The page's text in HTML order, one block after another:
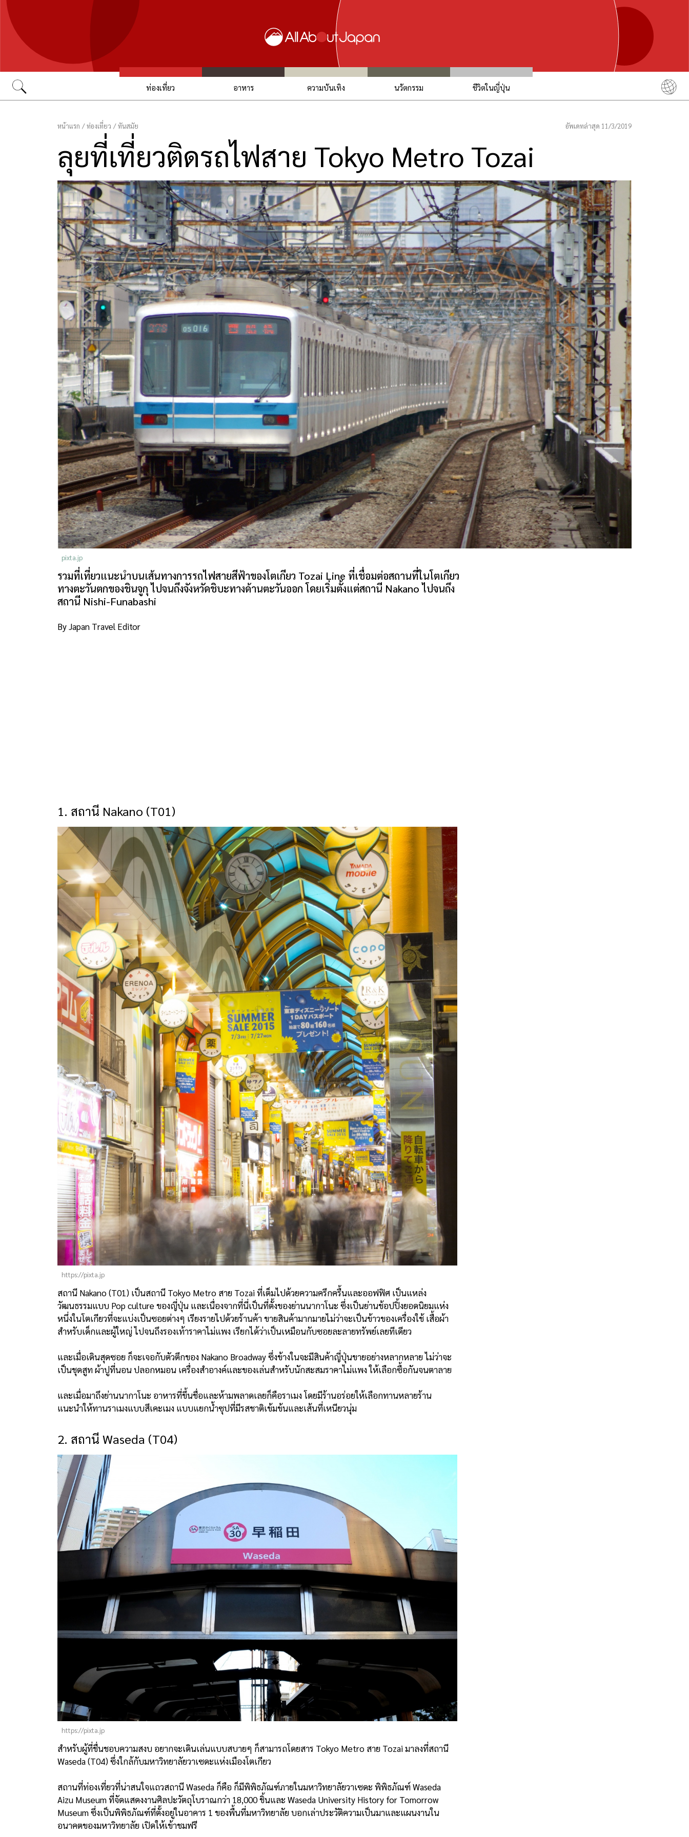
ท่องเที่ยว อาหาร ความบันเทิง นวัตกรรม ชีวิตในญี่ปุ่น
简体中文
หน้าแรก / ท่องเที่ยว / ทันสมัย อัพเดทล่าสุด 11/3/2019
ลุยที่เที่ยวติดรถไฟสาย Tokyo Metro Tozai
pixta.jp
รวมที่เที่ยวแนะนำบนเส้นทางการรถไฟสายสีฟ้าของโตเกียว Tozai Line ที่เชื่อมต่อสถานที่ในโตเกียว
ทางตะวันตกของชินจูกุ ไปจนถึงจังหวัดชิบะทางด้านตะวันออก โดยเริ่มตั้งแต่สถานี Nakano ไปจนถึง
สถานี Nishi-Funabashi
By Japan Travel Editor
1. สถานี Nakano (T01)
https://pixta.jp
สถานี Nakano (T01) เป็นสถานี Tokyo Metro สาย Tozai ที่เต็มไปด้วยความครึกครื้นและออฟฟิศ เป็นแหล่ง
วัฒนธรรมแบบ Pop culture ของญี่ปุ่น และเนื่องจากที่นี่เป็นที่ตั้งของย่านนากาโนะ ซึ่งเป็นย่านช้อปปิ้งยอดนิยมแห่ง
หนึ่งในโตเกียวที่จะแบ่งเป็นซอยต่างๆ เรียงรายไปด้วยร้านค้า ขายสินค้ามากมายไม่ว่าจะเป็นข้าวของเครื่องใช้ เสื้อผ้า
สำหรับเด็กและผู้ใหญ่ ไปจนถึงรองเท้าราคาไม่แพง เรียกได้ว่าเป็นเหมือนกับซอยละลายทรัพย์เลยทีเดียว
และเมื่อเดินสุดซอย ก็จะเจอกับตัวตึกของ Nakano Broadway ซึ่งข้างในจะมีสินค้าญี่ปุ่นขายอย่างหลากหลาย ไม่ว่าจะ
เป็นชุดสูท ผ้าปูที่นอน ปลอกหมอน เครื่องสำอางค์และของเล่นสำหรับนักสะสมราคาไม่แพง ให้เลือกซื้อกันจนตาลาย
และเมื่อมาถึงย่านนากาโนะ อาหารที่ขึ้นชื่อและห้ามพลาดเลยก็คือราเมง โดยมีร้านอร่อยให้เลือกทานหลายร้าน
แนะนำให้ทานราเมงแบบสึเคะเมง แบบแยกน้ำซุปที่มีรสชาติเข้มข้นและเส้นที่เหนียวนุ่ม
2. สถานี Waseda (T04)
https://pixta.jp
สำหรับผู้ที่ชื่นชอบความสงบ อยากจะเดินเล่นแบบสบายๆ ก็สามารถโดยสาร Tokyo Metro สาย Tozai มาลงที่สถานี
Waseda (T04) ซึ่งใกล้กับมหาวิทยาลัยวาเซดะแห่งเมืองโตเกียว
สถานที่ท่องเที่ยวที่น่าสนใจแถวสถานี Waseda ก็คือ ก็มีพิพิธภัณฑ์ภายในมหาวิทยาลัยวาเซดะ พิพิธภัณฑ์ Waseda
Aizu Museum ที่จัดแสดงงานศิลปะวัตถุโบราณกว่า 18,000 ชิ้นและ Waseda University History for Tomorrow
Museum ซึ่งเป็นพิพิธภัณฑ์ที่ตั้งอยู่ในอาคาร 1 ของพื้นที่มหาวิทยาลัย บอกเล่าประวัติความเป็นมาและแผนงานใน
อนาคตของมหาวิทยาลัย เปิดให้เข้าชมฟรี